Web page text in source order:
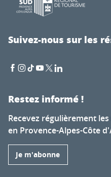
Suivez-nous sur les
Restez informé !
Recevez régulièrement
en Provence-Alpes-Côte
Je m'abonne